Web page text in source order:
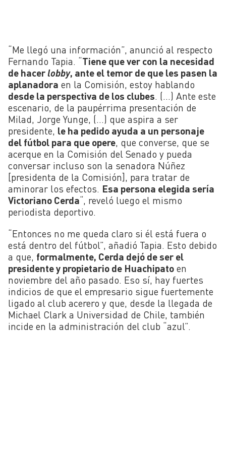
“Me llegó una información”, anunció al respecto
Fernando Tapia. “Tiene que ver con la necesidad
de hacerlobby, ante el temor de que les pasen la
aplanadora en la Comisión, estoy hablando
desde la perspectiva de los clubes. (…) Ante este
escenario, de la paupérrima presentación de
Milad, Jorge Yunge, (…) que aspira a ser
presidente, le ha pedido ayuda a un personaje
del fútbol para que opere, que converse, que se
acerque en la Comisión del Senado y pueda
conversar incluso son la senadora Núñez
[presidenta de la Comisión], para tratar de
aminorar los efectos. Esa persona elegida sería
Victoriano Cerda“, reveló luego el mismo
periodista deportivo.
“Entonces no me queda claro si él está fuera o
está dentro del fútbol”, añadió Tapia. Esto debido
a que, formalmente, Cerda dejó de ser el
presidente y propietario de Huachipato en
noviembre del año pasado. Eso sí, hay fuertes
indicios de que el empresario sigue fuertemente
ligado al club acerero y que, desde la llegada de
Michael Clark a Universidad de Chile, también
incide en la administración del club “azul”.